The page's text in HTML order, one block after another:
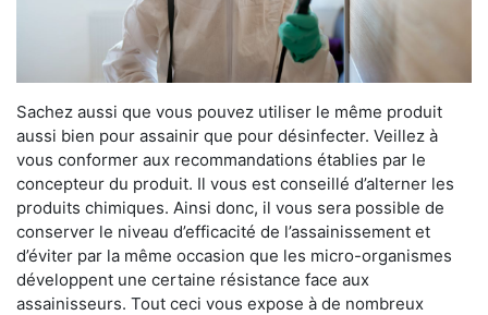
Sachez aussi que vous pouvez utiliser le même produit
aussi bien pour assainir que pour désinfecter. Veillez à
vous conformer aux recommandations établies par le
concepteur du produit. Il vous est conseillé d’alterner les
produits chimiques. Ainsi donc, il vous sera possible de
conserver le niveau d’efficacité de l’assainissement et
d’éviter par la même occasion que les micro-organismes
développent une certaine résistance face aux
assainisseurs. Tout ceci vous expose à de nombreux